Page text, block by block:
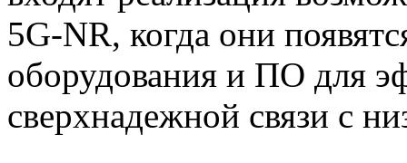
5G-NR, когда они
оборудования и ПО для
сверхнадежной связи с